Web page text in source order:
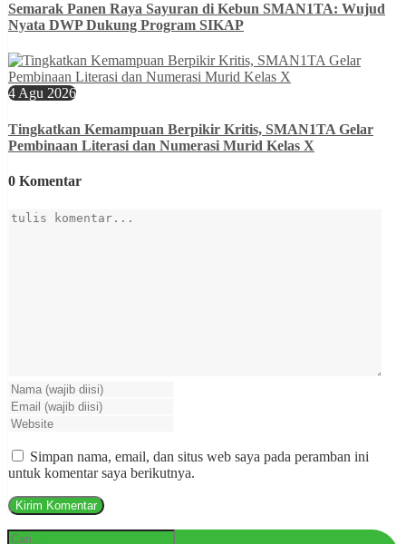
Semarak Panen Raya Sayuran di Kebun SMAN1TA: Wujud
Nyata DWP Dukung Program SIKAP
4 Agu 2026
Tingkatkan Kemampuan Berpikir Kritis, SMAN1TA Gelar
Pembinaan Literasi dan Numerasi Murid Kelas X
0 Komentar
Simpan nama, email, dan situs web saya pada peramban ini
untuk komentar saya berikutnya.